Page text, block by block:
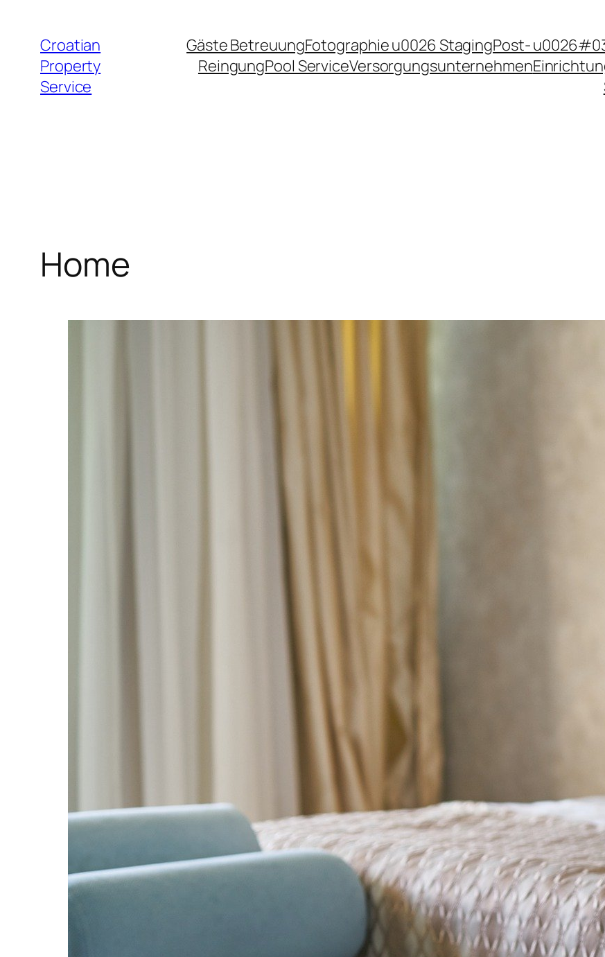
Inhalt
springen
Croatian
Property
Service
Gäste BetreuungFotographie u0026 StagingPost-
ReingungPool ServiceVersorgungsunternehmen
Home